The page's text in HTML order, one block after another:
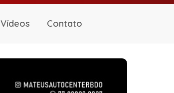
Vídeos Contato